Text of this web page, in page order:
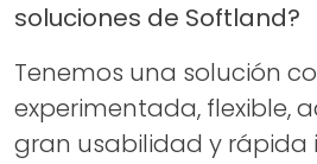
soluciones de Softland?
Tenemos una solución
experimentada, flexible,
gran usabilidad y rápida